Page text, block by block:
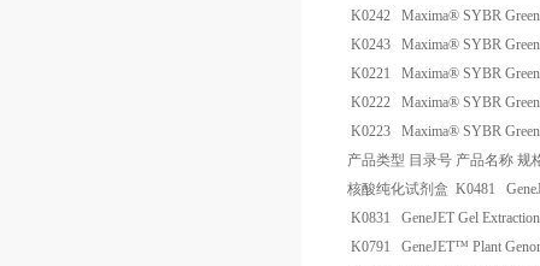
K0242
Maxima® SYBR
K0243
Maxima® SYBR
K0221
Maxima® SYBR
K0222
Maxima® SYBR
K0223
Maxima® SYBR
产品类型 目录号 产品名称 规
核酸纯化试剂盒 K0481
K0831
GeneJET Gel
K0791
GeneJET™ Plant